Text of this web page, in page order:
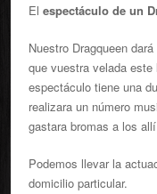
El espectáculo de un
Nuestro Dragqueen
que vuestra velada
espectáculo tiene una
realizara un número
gastara bromas a los
Podemos llevar la
domicilio particular.